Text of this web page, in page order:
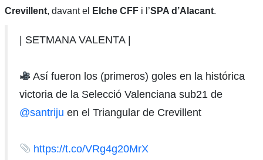
Crevillent, davant el Elche CFFi l’SPA d’Alacant.
| SETMANA VALENTA |
Así fueron los (primeros) goles en la histórica
victoria de la Selecció Valenciana sub21 de
@santriju en el Triangular de Crevillent
https://t.co/VRg4g20MrX